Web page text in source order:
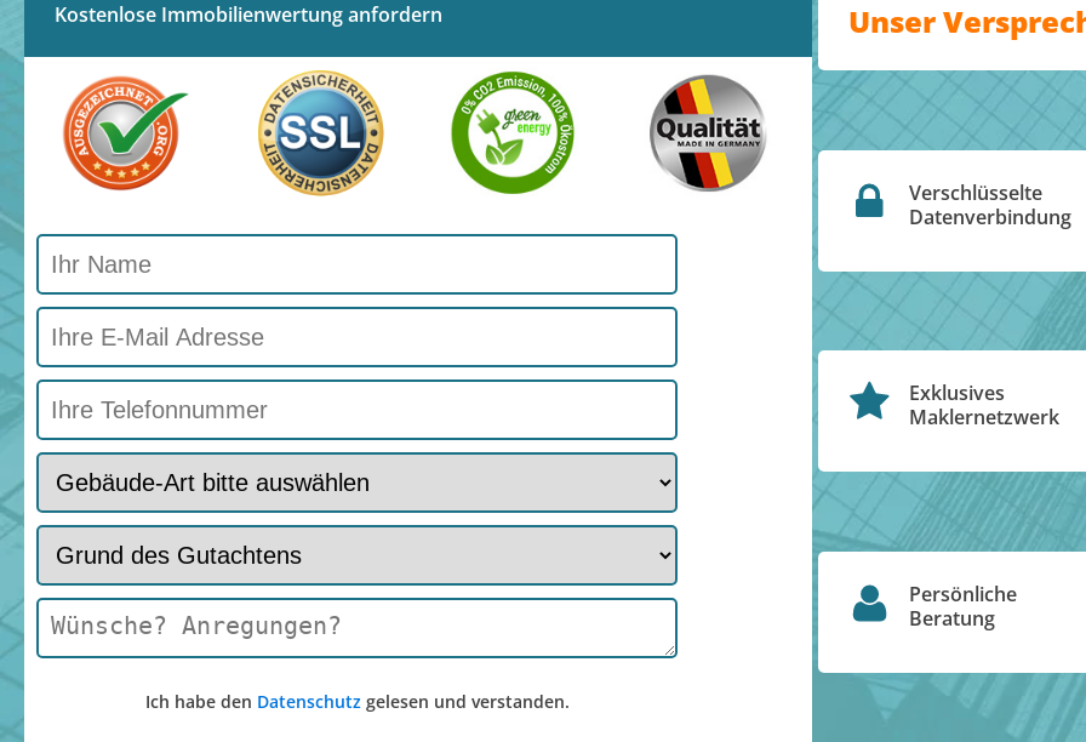
Kostenlose Immobilienwertung anfordern
Ich habe den Datenschutzgelesen und verstanden.
Unser
Verschlüsselte
Datenverbindung
Exklusives
Maklernetzwerk
Persönliche
Beratung